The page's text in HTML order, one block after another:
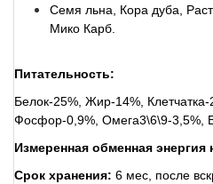
Семя льна, Кора дуба,
Мико Карб.
Питательность:
Белок-25%, Жир-14%,
Фосфор-0,9%, Омега3\6\9-3,5%,
Измеренная обменная энергия
Срок хранения: 6 мес, после